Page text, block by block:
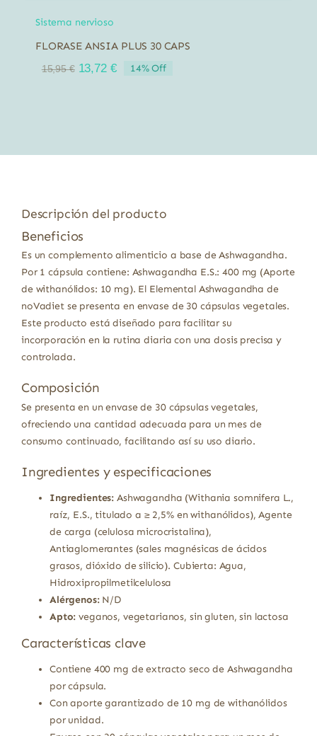
Sistema nervioso
FLORASE ANSIA PLUS 30 CAPS
15,95€ El
13,72 €El
14% Off
Descripción del producto
Beneficios
Es un complemento alimenticio a base de Ashwagandha.
Por 1 cápsula contiene: Ashwagandha E.S.: 400 mg (Aporte
de withanólidos: 10 mg). El Elemental Ashwagandha de
noVadiet se presenta en envase de 30 cápsulas vegetales.
Este producto está diseñado para facilitar su
incorporación en la rutina diaria con una dosis precisa y
controlada.
Composición
Se presenta en un envase de 30 cápsulas vegetales,
ofreciendo una cantidad adecuada para un mes de
consumo continuado, facilitando así su uso diario.
Ingredientes y especificaciones
Ingredientes: Ashwagandha (Withania somnifera L.,
raíz, E.S., titulado a ≥ 2,5% en withanólidos), Agente
de carga (celulosa microcristalina),
Antiaglomerantes (sales magnésicas de ácidos
grasos, dióxido de silicio). Cubierta: Agua,
Hidroxipropilmetilcelulosa
Alérgenos:N/D
Apto: veganos, vegetarianos, sin gluten, sin lactosa
Características clave
Contiene 400 mg de extracto seco de Ashwagandha
por cápsula.
Con aporte garantizado de 10 mg de withanólidos
por unidad.